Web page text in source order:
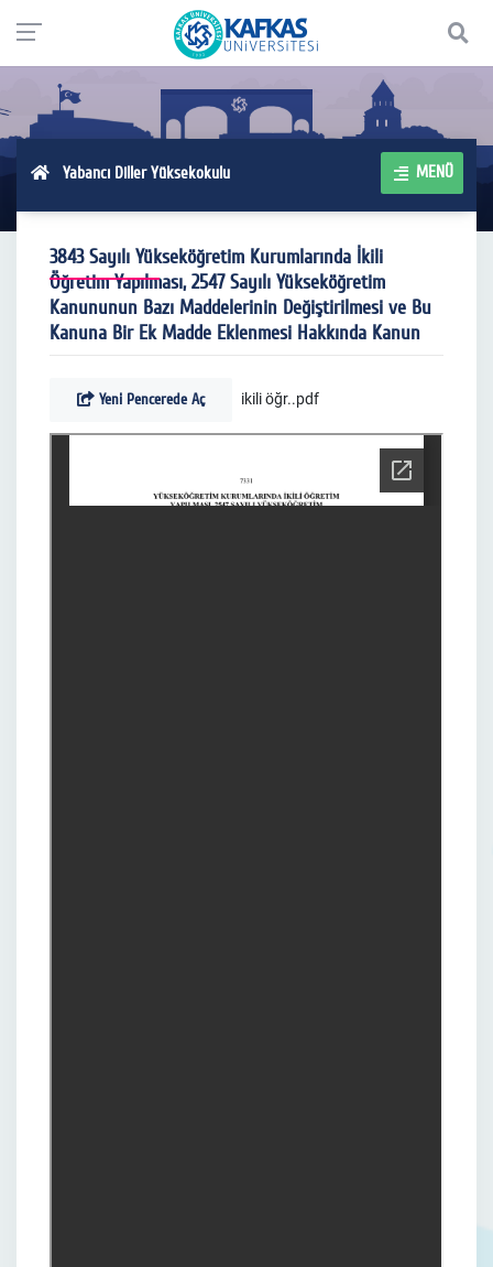
Yabancı Diller Yüksekokulu MENÜ
3843 Sayılı Yükseköğretim Kurumlarında İkili
Öğretim Yapılması, 2547 Sayılı Yükseköğretim
Kanununun Bazı Maddelerinin Değiştirilmesi ve Bu
Kanuna Bir Ek Madde Eklenmesi Hakkında Kanun
Yeni Pencerede Aç ikili öğr..pdf